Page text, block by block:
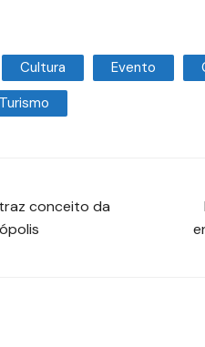
Cultura Evento
Turismo
traz conceito da